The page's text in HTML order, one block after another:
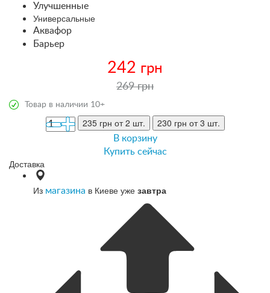
Улучшенные
Универсальные
Аквафор
Барьер
242 грн
269 грн
Товар в наличии 10+
235 грн от 2 шт. 230 грн от 3 шт.
В корзину
Купить сейчас
Доставка
Из магазина в Киеве уже завтра